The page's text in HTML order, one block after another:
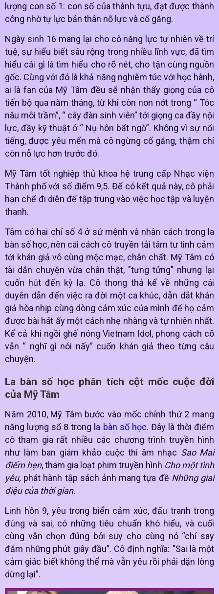
lượng con số 1: con số của thành tựu, đạt được thành
công nhờ tự lực bản thân nỗ lực và cố gắng.
Ngày sinh 16 mang lại cho cô năng lực tự nhiên về trí
tuệ, sự hiểu biết sâu rộng trong nhiều lĩnh vực, đã tìm
hiểu cái gì là tìm hiểu cho rõ nét, cho tận cùng nguồn
gốc. Cùng với đó là khả năng nghiêm túc với học hành,
ai là fan của Mỹ Tâm đều sẽ nhận thấy giọng của cô
tiến bộ qua năm tháng, từ khi còn non nớt trong “ Tóc
nâu môi trầm”, “ cây đàn sinh viên” tới giọng ca đầy nội
lực, đầy kỹ thuật ở “ Nụ hôn bất ngờ”. Không vì sự nổi
tiếng, được yêu mến mà cô ngừng cố gắng, thậm chí
còn nỗ lực hơn trước đó.
Mỹ Tâm tốt nghiệp thủ khoa hệ trung cấp Nhạc viện
Thành phốvới số điểm 9,5. Để có kết quả này, cô phải
hạn chế đi diễn để tập trung vào việc học tập và luyện
thanh.
Tâm có hai chỉ số 4 ở sứ mệnh và nhân cách trong la
bàn số học, nên cái cách cô truyền tải tâm tư tình cảm
tới khán giả vô cùng mộc mạc, chân chất. Mỹ Tâm có
tài dẫn chuyện vừa chân thật, "tưng tửng" nhưng lại
cuốn hút đến kỳ lạ. Cô thong thả kể về những cái
duyên dẫn đến việc ra đời một ca khúc, dẫn dắt khán
giả hòa nhịp cùng dòng cảm xúc của mình để họ cảm
được bài hát ấy một cách nhẹ nhàng và tự nhiên nhất.
Kể cả khi ngồi ghế nóng Vietnam Idol, phong cách cô
vẫn “ nghĩ gì nói nấy” cuốn khán giả theo từng câu
chuyện.
La bàn số học phân tích cột mốc cuộc đời
của Mỹ Tâm
Năm 2010, Mỹ Tâm bước vào mốc chính thứ 2 mang
năng lượng số 8 trong la bàn số học. Đây là thời điểm
cô tham gia rất nhiều các chương trình truyền hình
như làm ban giám khảo cuộc thi âm nhạc Sao Mai
điểm hẹn, tham gia loạt phim truyền hình Cho một tình
yêu, phát hành tập sách ảnh mang tựa đề Những giai
điệu của thời gian.
Linh hồn 9, yêu trong biển cảm xúc, đấu tranh trong
đúng và sai, có những tiêu chuẩn khó hiểu, và cuối
cùng vẫn chọn đúng bởi suy cho cùng nó “chỉ say
đắm những phút giây đầu”. Cô định nghĩa: "Sai là một
cảm giác biết không thể mà vẫn yêu rồi phải dặn lòng
dừng lại”.